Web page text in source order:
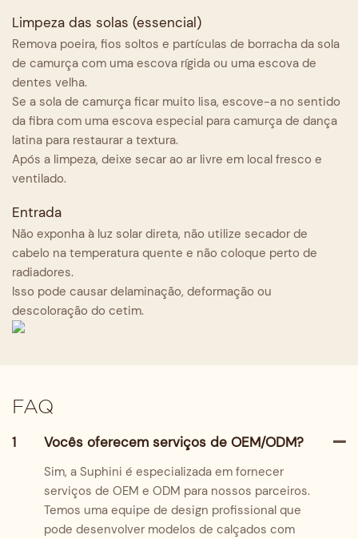
Limpeza das solas (essencial)
Remova poeira, fios soltos e partículas de borracha da sola
de camurça com uma escova rígida ou uma escova de
dentes velha.
Se a sola de camurça ficar muito lisa, escove-a no sentido
da fibra com uma escova especial para camurça de dança
latina para restaurar a textura.
Após a limpeza, deixe secar ao ar livre em local fresco e
ventilado.
Entrada
Não exponha à luz solar direta, não utilize secador de
cabelo na temperatura quente e não coloque perto de
radiadores.
Isso pode causar delaminação, deformação ou
descoloração do cetim.
FAQ
1
Vocês oferecem serviços de OEM/ODM?
Sim, a Suphini é especializada em fornecer
serviços de OEM e ODM para nossos parceiros.
Temos uma equipe de design profissional que
pode desenvolver modelos de calçados com